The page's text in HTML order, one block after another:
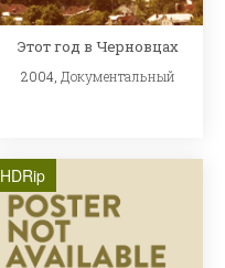
Этот год в Черновцах
2004, Документальный
HDRip